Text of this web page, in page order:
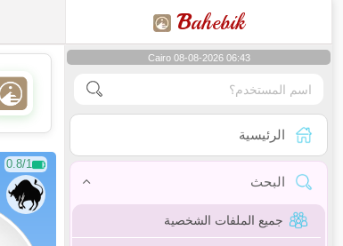
Bahebik
Cairo 08-08-2026 06:43
الرئيسية
البحث
جميع الملفات الشخصية
0.8/1